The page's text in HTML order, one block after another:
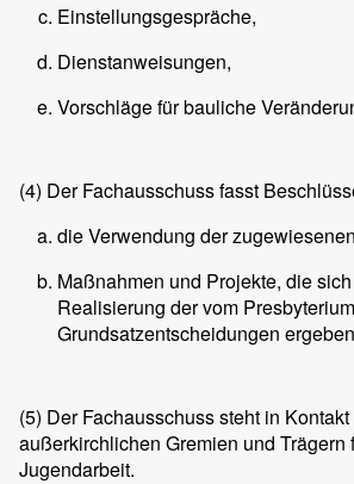
Einstellungsgespräche,
Dienstanweisungen,
Vorschläge für bauliche
(4) Der Fachausschuss fasst
die Verwendung der
Maßnahmen und Projekte, die
Realisierung der vom
Grundsatzentscheidungen
(5) Der Fachausschuss steht in
außerkirchlichen Gremien und Trägern
Jugendarbeit.